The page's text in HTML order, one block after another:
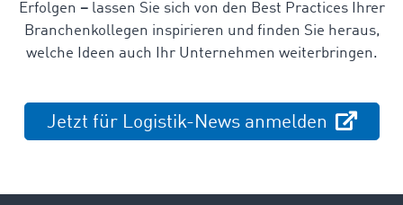
Erfolgen –lassen Sie sich von den Best Practices Ihrer
Branchenkollegen inspirieren und finden Sie heraus,
welche Ideen auch Ihr Unternehmen weiterbringen.
Jetzt für Logistik-News anmelden